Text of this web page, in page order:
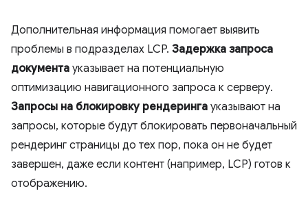
Дополнительная информация помогает выявить
проблемы в подразделах LCP. Задержка запроса
документа указывает на потенциальную
оптимизацию навигационного запроса к серверу.
Запросы на блокировку рендеринга указывают на
запросы, которые будут блокировать первоначальный
рендеринг страницы до тех пор, пока он не будет
завершен, даже если контент (например, LCP) готов к
отображению.